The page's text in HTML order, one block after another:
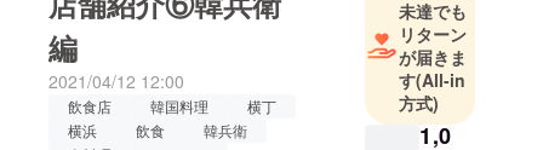
ての店をハシゴしてみた』
企画を行いましたので、ご
報告させていただきます！
＿＿＿＿＿＿＿＿＿＿＿＿
編
2021/04/12 12:00
飲食店 韓国料理
横丁
横浜
飲食
韓兵衛
未達でも
リターン
が届きま
す(All-in
方式)
1,0